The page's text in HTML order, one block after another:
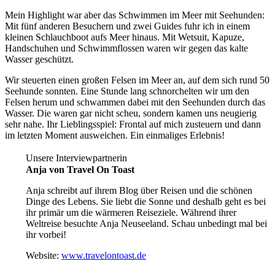
Mein Highlight war aber das Schwimmen im Meer mit Seehunden:
Mit fünf anderen Besuchern und zwei Guides fuhr ich in einem
kleinen Schlauchboot aufs Meer hinaus. Mit Wetsuit, Kapuze,
Handschuhen und Schwimmflossen waren wir gegen das kalte
Wasser geschützt.
Wir steuerten einen großen Felsen im Meer an, auf dem sich rund 50
Seehunde sonnten. Eine Stunde lang schnorchelten wir um den
Felsen herum und schwammen dabei mit den Seehunden durch das
Wasser. Die waren gar nicht scheu, sondern kamen uns neugierig
sehr nahe. Ihr Lieblingsspiel: Frontal auf mich zusteuern und dann
im letzten Moment ausweichen. Ein einmaliges Erlebnis!
Unsere Interviewpartnerin
Anja von Travel On Toast
Anja schreibt auf ihrem Blog überReisen und die schönen
Dinge des Lebens. Sie liebt die Sonne und deshalb geht es bei
ihr primär um die wärmeren Reiseziele. Während ihrer
Weltreise besuchte Anja Neuseeland. Schau unbedingt mal bei
ihr vorbei!
Website: www.travelontoast.de